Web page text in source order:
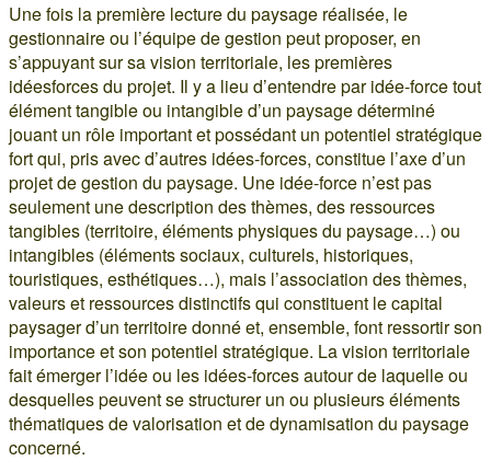
Une fois la première lecture du paysage réalisée, le
gestionnaire ou l’équipe de gestion peut proposer, en
s’appuyant sur sa vision territoriale, les premières
idéesforces du projet. Il y a lieu d’entendre par idée-force tout
élément tangible ou intangible d’un paysage déterminé
jouant un rôle important et possédant un potentiel stratégique
fort qui, pris avec d’autres idées-forces, constitue l’axe d’un
projet de gestion du paysage. Une idée-force n’est pas
seulement une description des thèmes, des ressources
tangibles (territoire, éléments physiques du paysage…) ou
intangibles (éléments sociaux, culturels, historiques,
touristiques, esthétiques…), mais l’association des thèmes,
valeurs et ressources distinctifs qui constituent le capital
paysager d’un territoire donné et, ensemble, font ressortir son
importance et son potentiel stratégique. La vision territoriale
fait émerger l’idée ou les idées-forces autour de laquelle ou
desquelles peuvent se structurer un ou plusieurs éléments
thématiques de valorisation et de dynamisation du paysage
concerné.